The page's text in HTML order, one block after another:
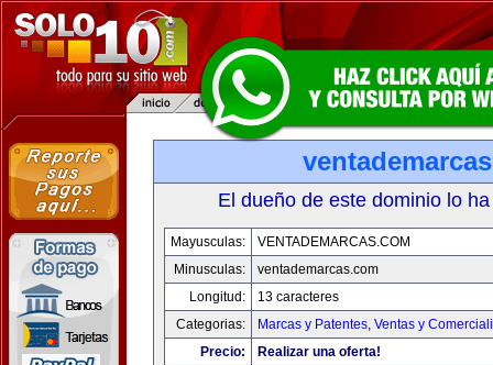
El dueño de este dominio lo
Mayusculas:
VENTADEMARCAS.COM
Minusculas:
ventademarcas.com
Longitud:
13 caracteres
Categorias:
Marcas y Patentes, Ventas y
Precio:
Realizar una oferta!